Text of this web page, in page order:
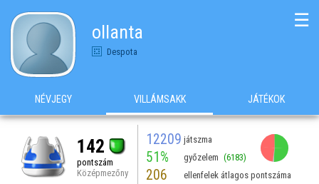
ollanta
Despota
☰
NÉVJEGY VILLÁMSAKK JÁTÉKOK
142
pontszám
Középmezőny
12209 játszma
51% győzelem (6183)
206 ellenfelek átlagos pontszáma